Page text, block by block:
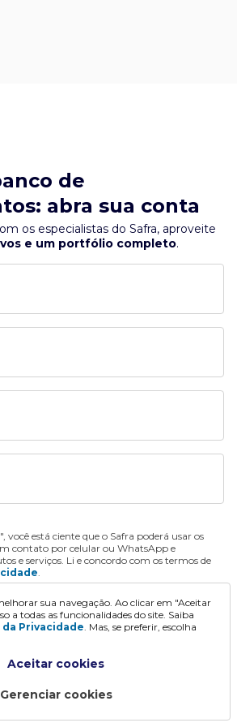
de
abra sua conta
os especialistas do Safra, aproveite
e um portfólio completo.
está ciente que o Safra poderá usar os
contato por celular ou WhatsApp e
e serviços. Li e concordo com os termos de
.
Continuar
sua navegação. Ao clicar em "Aceitar
a todas as funcionalidades do site. Saiba
Privacidade. Mas, se preferir, escolha
Aceitar cookies
Gerenciar cookies